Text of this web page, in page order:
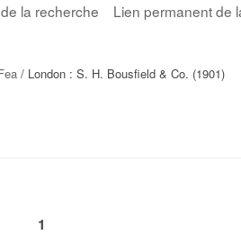
la recherche Lien permanent de
/ London : S. H. Bousfield & Co. (1901)
1